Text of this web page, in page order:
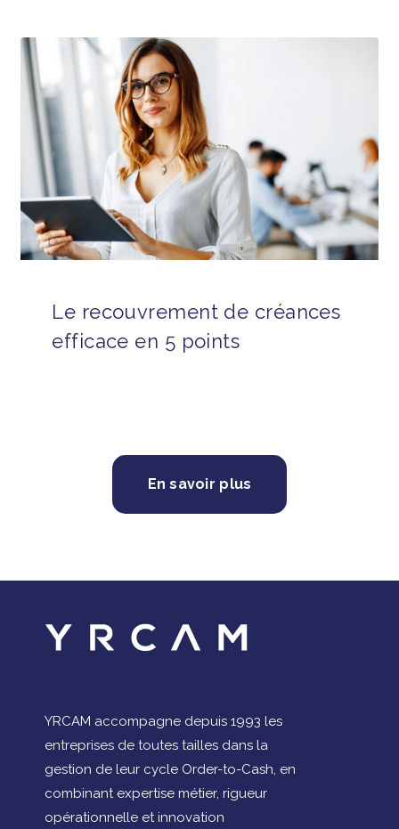
Le recouvrement de créances
efficace en 5 points
En savoir plus
YRCAM accompagne depuis 1993 les
entreprises de toutes tailles dans la
gestion de leur cycle Order-to-Cash, en
combinant expertise métier, rigueur
opérationnelle et innovation